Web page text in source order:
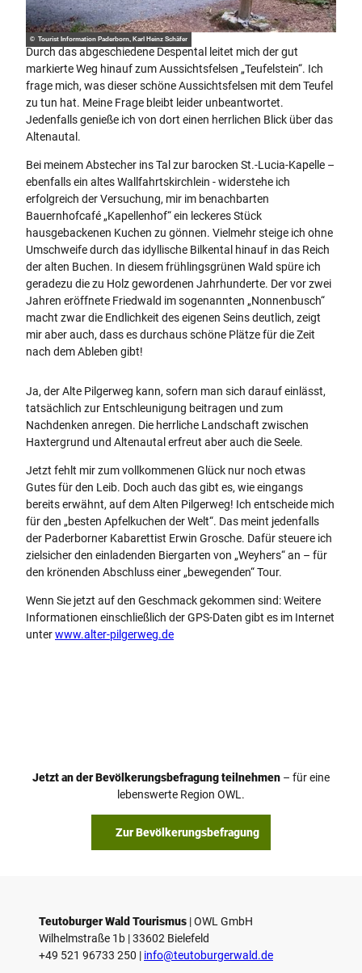
© Tourist Information Paderborn, Karl Heinz Schäfer
Durch das abgeschiedene Despental leitet mich der gut
markierte Weg hinauf zum Aussichtsfelsen „Teufelstein“. Ich
frage mich, was dieser schöne Aussichtsfelsen mit dem Teufel
zu tun hat. Meine Frage bleibt leider unbeantwortet.
Jedenfalls genieße ich von dort einen herrlichen Blick über das
Altenautal.
Bei meinem Abstecher ins Tal zur barocken St.-Lucia-Kapelle –
ebenfalls ein altes Wallfahrtskirchlein - widerstehe ich
erfolgreich der Versuchung, mir im benachbarten
Bauernhofcafé „Kapellenhof“ ein leckeres Stück
hausgebackenen Kuchen zu gönnen. Vielmehr steige ich ohne
Umschweife durch das idyllische Bilkental hinauf in das Reich
der alten Buchen. In diesem frühlingsgrünen Wald spüre ich
geradezu die zu Holz gewordenen Jahrhunderte. Der vor zwei
Jahren eröffnete Friedwald im sogenannten „Nonnenbusch“
macht zwar die Endlichkeit des eigenen Seins deutlich, zeigt
mir aber auch, dass es durchaus schöne Plätze für die Zeit
nach dem Ableben gibt!
Ja, der Alte Pilgerweg kann, sofern man sich darauf einlässt,
tatsächlich zur Entschleunigung beitragen und zum
Nachdenken anregen. Die herrliche Landschaft zwischen
Haxtergrund und Altenautal erfreut aber auch die Seele.
Jetzt fehlt mir zum vollkommenen Glück nur noch etwas
Gutes für den Leib. Doch auch das gibt es, wie eingangs
bereits erwähnt, auf dem Alten Pilgerweg! Ich entscheide mich
für den „besten Apfelkuchen der Welt“. Das meint jedenfalls
der Paderborner Kabarettist Erwin Grosche. Dafür steuere ich
zielsicher den einladenden Biergarten von „Weyhers“ an – für
den krönenden Abschluss einer „bewegenden“ Tour.
Wenn Sie jetzt auf den Geschmack gekommen sind: Weitere
Informationen einschließlich der GPS-Daten gibt es im Internet
unterwww.alter-pilgerweg.de
Jetzt an der Bevölkerungsbefragung teilnehmen– für eine
lebenswerte Region OWL.
Zur Bevölkerungsbefragung
Teutoburger Wald Tourismus | ­OWL GmbH
Wilhelmstraße 1b | ­33602 Bielefeld
+49 521 96733 250 | ­info@teutoburgerwald.de